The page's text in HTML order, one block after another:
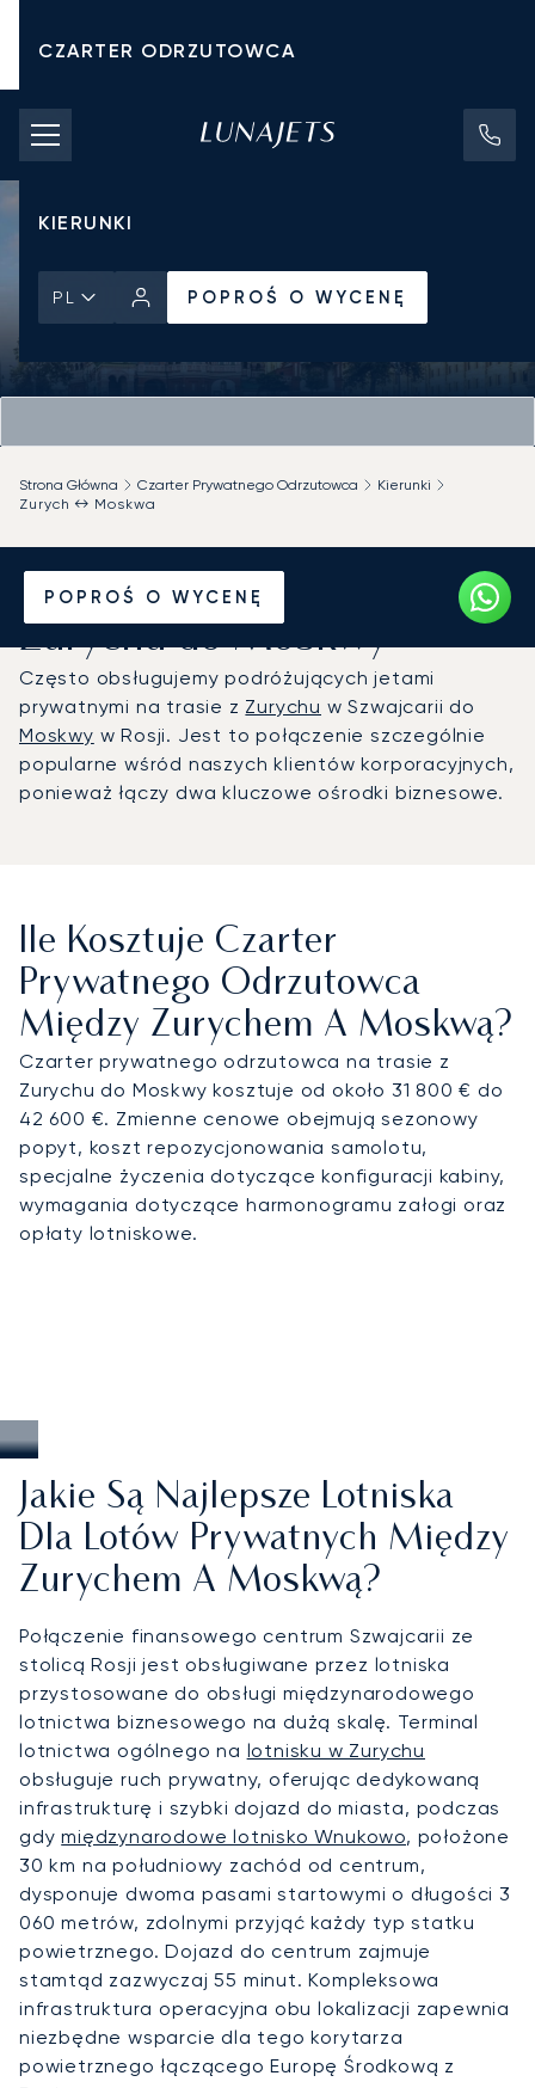
CZARTER ODRZUTOWCA
KOSZTY CZARTERU
PRYWATNE ODRZUTOWCE
KIERUNKI
PL POPROŚ O WYCENĘ
POPROŚ O WYCENĘ
Strona Główna Czarter Prywatnego Odrzutowca
Kierunki
Zurych ↔ Moskwa
Wynajmij jet prywatny z
Zurychu do Moskwy
Często obsługujemy podróżujących jetami
prywatnymi na trasie z Zurychu w Szwajcarii do
Moskwy w Rosji. Jest to połączenie szczególnie
popularne wśród naszych klientów korporacyjnych,
ponieważ łączy dwa kluczowe ośrodki biznesowe.
Ile Kosztuje Czarter
Prywatnego Odrzutowca
Między Zurychem A Moskwą?
Czarter prywatnego odrzutowca na trasie z
Zurychu do Moskwy kosztuje od około 31 800 € do
42 600 €. Zmienne cenowe obejmują sezonowy
popyt, koszt repozycjonowania samolotu,
specjalne życzenia dotyczące konfiguracji kabiny,
wymagania dotyczące harmonogramu załogi oraz
opłaty lotniskowe.
Jakie Są Najlepsze Lotniska
Dla Lotów Prywatnych Między
Zurychem A Moskwą?
Połączenie finansowego centrum Szwajcarii ze
stolicą Rosji jest obsługiwane przez lotniska
przystosowane do obsługi międzynarodowego
lotnictwa biznesowego na dużą skalę. Terminal
lotnictwa ogólnego na lotnisku w Zurychu
obsługuje ruch prywatny, oferując dedykowaną
infrastrukturę i szybki dojazd do miasta, podczas
gdymiędzynarodowe lotnisko Wnukowo, położone
30 km na południowy zachód od centrum,
dysponuje dwoma pasami startowymi o długości 3
060 metrów, zdolnymi przyjąć każdy typ statku
powietrznego. Dojazd do centrum zajmuje
stamtąd zazwyczaj 55 minut. Kompleksowa
infrastruktura operacyjna obu lokalizacji zapewnia
niezbędne wsparcie dla tego korytarza
powietrznego łączącego Europę Środkową z